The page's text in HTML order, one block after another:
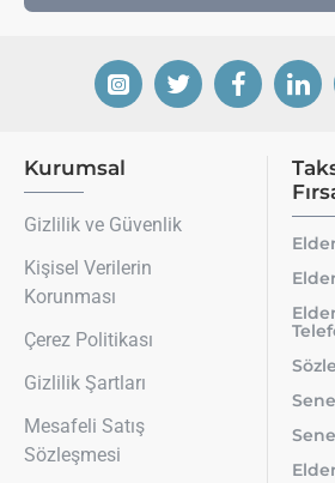
Kurumsal
Gizlilik ve Güvenlik
Kişisel Verilerin
Korunması
Çerez Politikası
Gizlilik Şartları
Mesafeli Satış
Sözleşmesi